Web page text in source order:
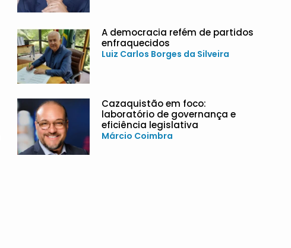
A democracia refém de partidos
enfraquecidos
Luiz Carlos Borges da Silveira
Cazaquistão em foco:
laboratório de governança e
eficiência legislativa
Márcio Coimbra